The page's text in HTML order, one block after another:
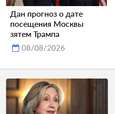
Дан прогноз о дате
посещения Москвы
зятем Трампа
08/08/2026